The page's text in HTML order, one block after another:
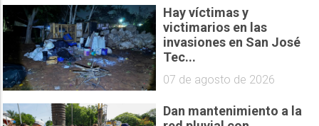
Hay víctimas y
victimarios en las
invasiones en San José
Tec...
07 de agosto de 2026
Dan mantenimiento a la